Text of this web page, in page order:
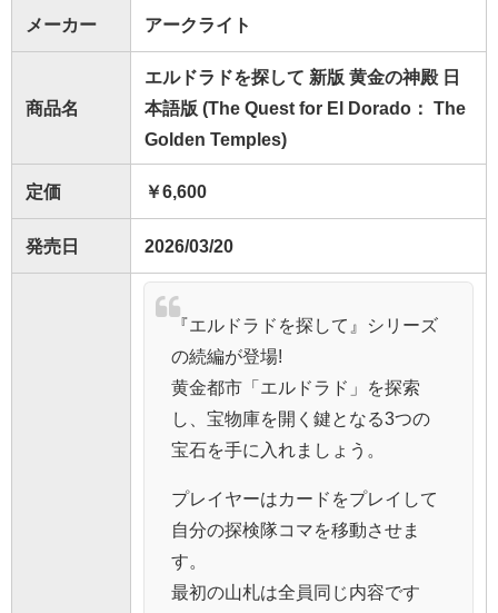
メーカー アークライト
商品名
エルドラドを探して 新版 黄金の神殿 日
本語版 (The Quest for El Dorado： The
Golden Temples)
定価 ￥6,600
発売日 2026/03/20
『エルドラドを探して』シリーズ
の続編が登場!
黄金都市「エルドラド」を探索
し、宝物庫を開く鍵となる3つの
宝石を手に入れましょう。
プレイヤーはカードをプレイして
自分の探検隊コマを移動させま
す。
最初の山札は全員同じ内容です